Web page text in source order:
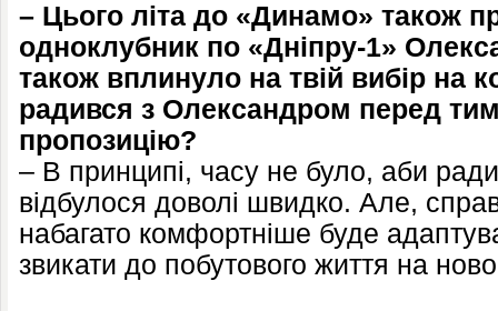
– Цього літа до «Динамо» також
одноклубник по «Дніпру-1»
також вплинуло на твій вибір на
радився з Олександром перед
пропозицію?
– В принципі, часу не було, аби
відбулося доволі швидко. Але,
набагато комфортніше буде
звикати до побутового життя на